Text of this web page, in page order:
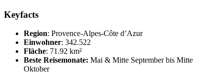
Keyfacts
Region: Provence-Alpes-Côte d’Azur
Einwohner: 342.522
Fläche: 71.92 km²
Beste Reisemonate: Mai & Mitte September bis Mitte
Oktober